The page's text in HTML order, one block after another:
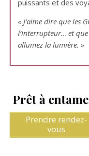
puissants et des
« J’aime dire que les
l’interrupteur… et que
allumez la lumière. »
Prêt à
Prendre rendez-
vous